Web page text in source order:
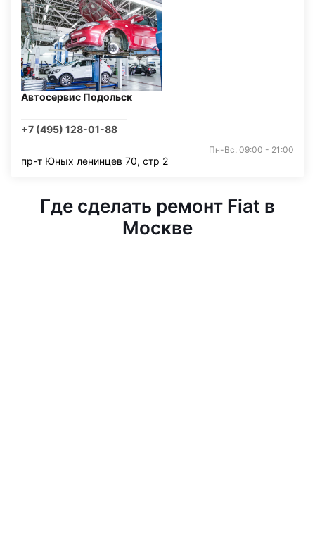
Автосервис Подольск
+7 (495) 128-01-88
Пн-Вс: 09:00 - 21:00
пр-т Юных ленинцев 70, стр 2
Где сделать ремонт Fiat в
Москве